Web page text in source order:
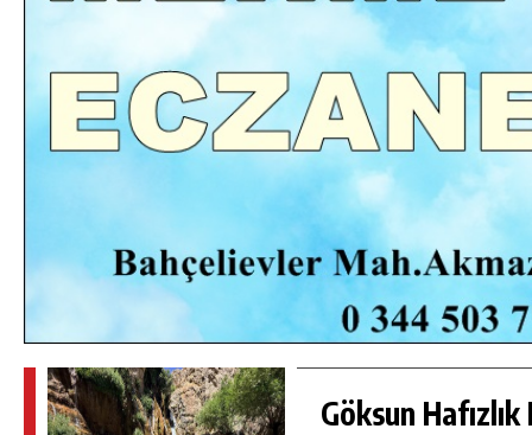
Göksun Hafızlık
GÜNLÜK HABER AKIŞI
GÖKSUN HAFIZLIK KIZ KUR’AN KURSU
ÖĞRENCILERINE DARENDE GEZISI.